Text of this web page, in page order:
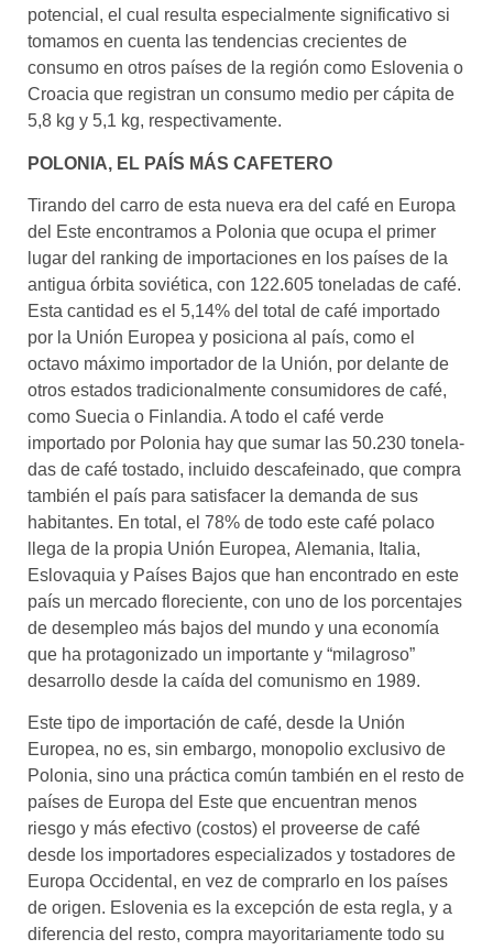
potencial, el cual resulta especialmente significativo si
tomamos en cuenta las tendencias crecientes de
consumo en otros países de la región como Eslovenia o
Croacia que registran un consumo medio per cápita de
5,8 kg y 5,1 kg, respectivamente.
POLONIA, EL PAÍS MÁS CAFETERO
Tirando del carro de esta nueva era del café en Europa
del Este encontramos a Polonia que ocupa el primer
lugar del ranking de importaciones en los países de la
antigua órbita soviética, con 122.605 toneladas de café.
Esta cantidad es el 5,14% del total de café importado
por la Unión Europea y posiciona al país, como el
octavo máximo importador de la Unión, por delante de
otros estados tradicionalmente consumidores de café,
como Suecia o Finlandia. A todo el café verde
importado por Polonia hay que sumar las 50.230 tonela-
das de café tostado, incluido descafeinado, que compra
también el país para satisfacer la demanda de sus
habitantes. En total, el 78% de todo este café polaco
llega de la propia Unión Europea, Alemania, Italia,
Eslovaquia y Países Bajos que han encontrado en este
país un mercado floreciente, con uno de los porcentajes
de desempleo más bajos del mundo y una economía
que ha protagonizado un importante y “milagroso”
desarrollo desde la caída del comunismo en 1989.
Este tipo de importación de café, desde la Unión
Europea, no es, sin embargo, monopolio exclusivo de
Polonia, sino una práctica común también en el resto de
países de Europa del Este que encuentran menos
riesgo y más efectivo (costos) el proveerse de café
desde los importadores especializados y tostadores de
Europa Occidental, en vez de comprarlo en los países
de origen. Eslovenia es la excepción de esta regla, y a
diferencia del resto, compra mayoritariamente todo su